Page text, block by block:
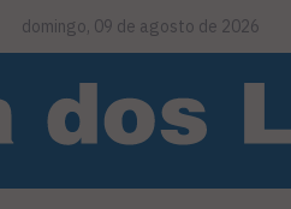
domingo, 09 de agosto de 2026